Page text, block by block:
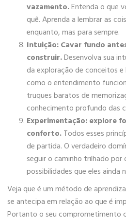
vazamento.Entenda o que
quê. Aprenda a lembrar as
enquanto, mas para sempre.
Intuição: Cavar fundo
construir.Desenvolva sua
da exploração de conceitos e
como o entendimento
truques baratos de
conhecimento profundo das
Experimentação: explore
conforto.Todos esses
de partida. O verdadeiro
seguir o caminho trilhado
possibilidades que eles ainda
Veja que é um método de
se antecipa em relação ao que é
Portanto o seu comprometimento